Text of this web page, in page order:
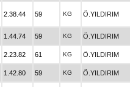
2.38.44 59 KG Ö.YILDIRIM
1.44.74 59 KG Ö.YILDIRIM
2.23.82 61 KG Ö.YILDIRIM
1.42.80 59 KG Ö.YILDIRIM